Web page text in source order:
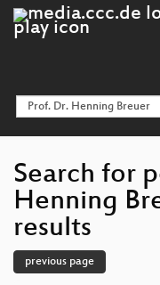
Search for
Henning
results
previous page